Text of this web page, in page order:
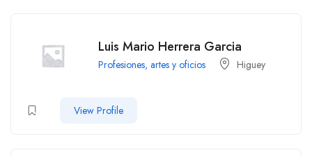
Luis Mario Herrera Garcia
Profesiones, artes y oficios Higuey
View Profile